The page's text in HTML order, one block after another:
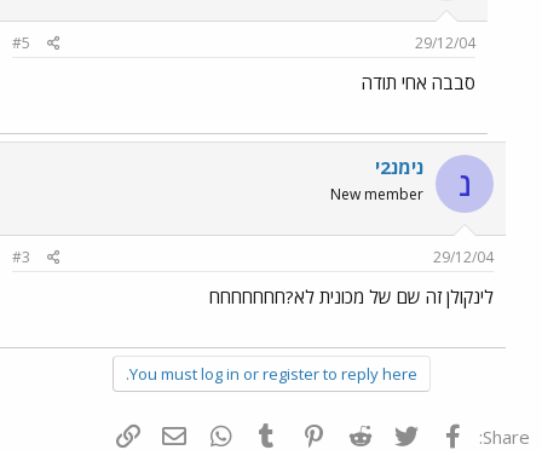
29/12/04
#5
סבבה אחי תודה
נ נימנ2י
New member
29/12/04
#3
לינקולן זה שם של מכונית לא?חחחחחחח
You must log in or register to reply here.
Share: פייסבוק Twitter
Reddit
Pinterest
Tumblr
WhatsAppדואר אלקטרוני